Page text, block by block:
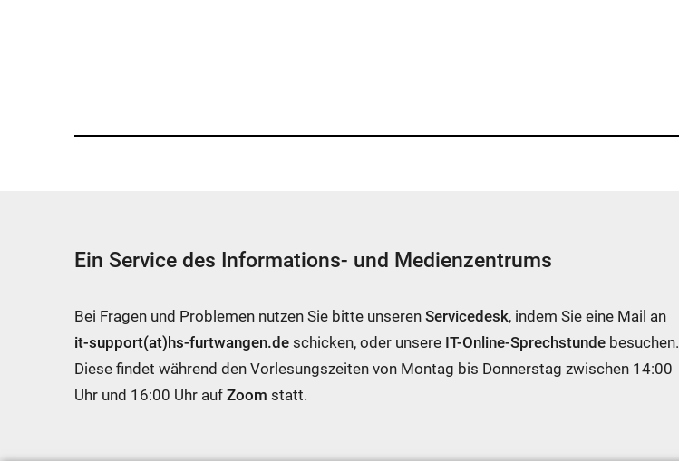
Ein Service des Informations- und Medienzentrums
Bei Fragen und Problemen nutzen Sie bitte unseren Servicedesk, indem Sie eine Mail an
it-support(at)hs-furtwangen.de schicken, oder unsere IT-Online-Sprechstunde besuchen.
Diese findet während den Vorlesungszeiten von Montag bis Donnerstag zwischen 14:00
Uhr und 16:00 Uhr auf Zoom statt.